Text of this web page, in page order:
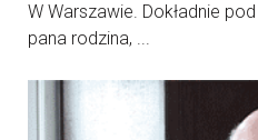
W Warszawie. Dokładnie
pana rodzina, ...